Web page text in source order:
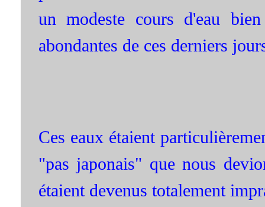
un modeste cours d'eau
abondantes de ces derniers
Ces eaux étaient
"pas japonais" que nous
étaient devenus totalement